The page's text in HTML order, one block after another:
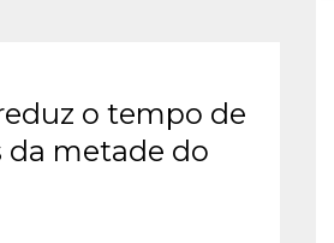
o tempo de
metade do